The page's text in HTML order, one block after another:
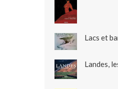
Lacs et
Landes,